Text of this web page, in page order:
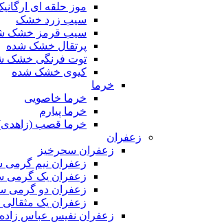
موز حلقه ای
سیب زرد خشک
سیب قرمز خشک
پرتقال خشک شده
توت فرنگی خشک
کیوی خشک شده
خرما
خرما خاصویی
خرما پیارم
خرما قصب
زعفران
زعفران سحرخیز
زعفران نیم گرمی
زعفران یک گرمی
زعفران دو گرمی
زعفران یک
زعفران نفیس عباس زاده